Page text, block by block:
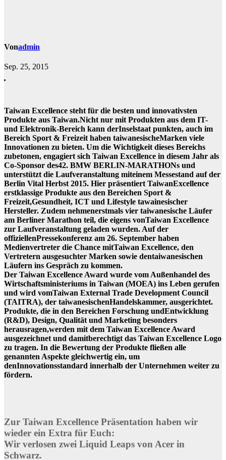
Vonadmin
Sep. 25, 2015
Taiwan Excellence steht für die besten und innovativsten
Produkte aus Taiwan.Nicht nur mit Produkten aus dem IT-
und Elektronik-Bereich kann derInselstaat punkten, auch im
Bereich Sport & Freizeit haben taiwanesischeMarken viele
Innovationen zu bieten. Um die Wichtigkeit dieses Bereichs
zubetonen, engagiert sich Taiwan Excellence in diesem Jahr als
Co-Sponsor des42. BMW BERLIN-MARATHONs und
unterstützt die Laufveranstaltung miteinem Messestand auf der
Berlin Vital Herbst 2015. Hier präsentiert TaiwanExcellence
erstklassige Produkte aus den Bereichen Sport &
Freizeit,Gesundheit, ICT und Lifestyle tawainesischer
Hersteller. Zudem nehmenerstmals vier taiwanesische Läufer
am Berliner Marathon teil, die eigens vonTaiwan Excellence
zur Laufveranstaltung geladen wurden. Auf der
offiziellenPressekonferenz am 26. September haben
Medienvertreter die Chance mitTaiwan Excellence, den
Vertretern ausgesuchter Marken sowie dentaiwanesischen
Läufern ins Gespräch zu kommen.
Der Taiwan Excellence Award wurde vom Außenhandel des
Wirtschaftsministeriums in Taiwan (MOEA) ins Leben gerufen
und wird vomTaiwan External Trade Development Council
(TAITRA), der taiwanesischenHandelskammer, ausgerichtet.
Produkte, die in den Bereichen Forschung undEntwicklung
(R&D), Design, Qualität und Marketing besonders
herausragen,werden mit dem Taiwan Excellence Award
ausgezeichnet und damitberechtigt das Taiwan Excellence Logo
zu tragen. In die Bewertung der Produkte fließen alle
genannten Aspekte gleichwertig ein, um
denInnovationsstandard innerhalb der Unternehmen weiter zu
fördern.
Zur Taiwan Excellence Präsentation haben wir
wieder ein Extra für Euch:
Wir verlosen zwei Liquid Leaps von Acer in
Schwarz.